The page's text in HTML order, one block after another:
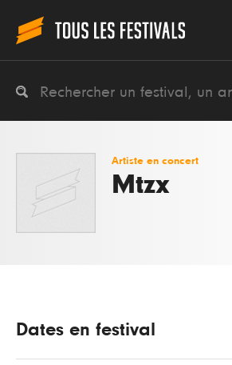
Artiste en concert
Mtzx
Dates en festival